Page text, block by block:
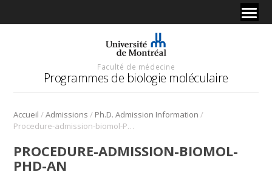
Faculté de médecine
Programmes de biologie moléculaire
Accueil /Admissions / Ph.D. Admission Information /
Procedure-admission-biomol-Phd-an
PROCEDURE-ADMISSION-BIOMOL-
PHD-AN